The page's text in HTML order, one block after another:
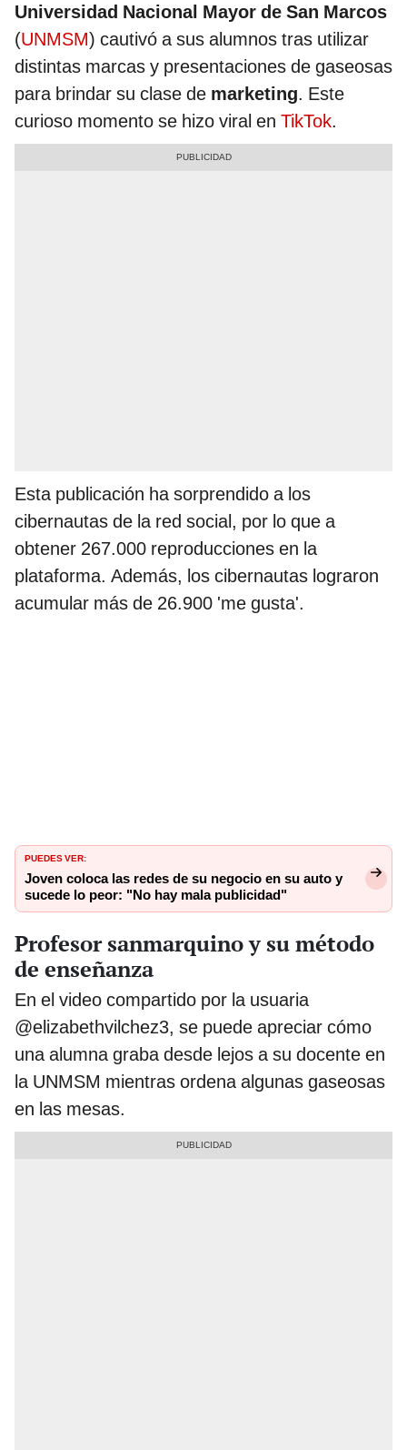
Universidad Nacional Mayor de San Marcos
(UNMSM) cautivó a sus alumnos tras utilizar
distintas marcas y presentaciones de gaseosas
para brindar su clase de marketing. Este
curioso momento se hizo viral en TikTok.
Esta publicación ha sorprendido a los
cibernautas de la red social, por lo que a
obtener 267.000 reproducciones en la
plataforma. Además, los cibernautas lograron
acumular más de 26.900 'me gusta'.
PUEDES VER:
Joven coloca las redes de su negocio en su auto y
sucede lo peor: "No hay mala publicidad"
Profesor sanmarquino y su método
de enseñanza
En el video compartido por la usuaria
@elizabethvilchez3, se puede apreciar cómo
una alumna graba desde lejos a su docente en
la UNMSM mientras ordena algunas gaseosas
en las mesas.